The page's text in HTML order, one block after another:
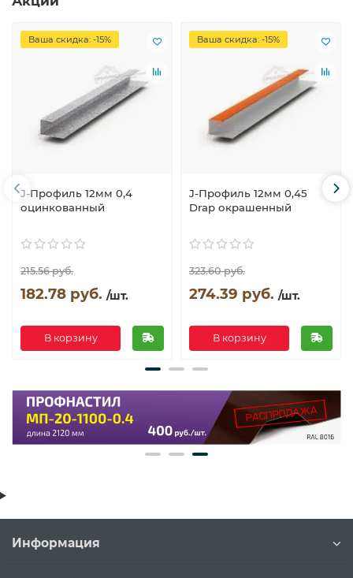
Ваша скидка: -15%
J-Профиль 12мм 0,4
оцинкованный
215.56 руб.
182.78 руб. /шт.
В корзину
Ваша скидка: -15%
J-Профиль 12мм 0,45
Drap окрашенный
323.60 руб.
274.39 руб. /шт.
В корзину
Информация